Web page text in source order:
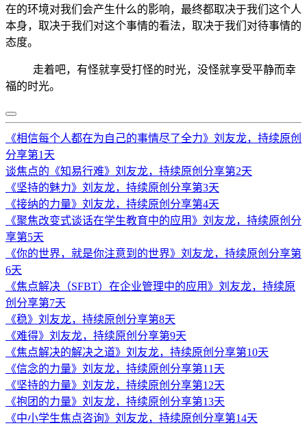
在的环境对我们会产生什么的影响，最终都取决于我们这个人
本身，取决于我们对这个事情的看法，取决于我们对待事情的
态度。
走着吧，有怪就享受打怪的时光，没怪就享受平静而幸
福的时光。
《相信每个人都在为自己的事情尽了全力》刘友龙，持续原创
分享第1天
谈焦点的《知易行难》刘友龙，持续原创分享第2天
《坚持的魅力》刘友龙，持续原创分享第3天
《接纳的力量》刘友龙，持续原创分享第4天
《聚焦改变式谈话在学生教育中的应用》刘友龙，持续原创分
享第5天
《你的世界，就是你注意到的世界》刘友龙，持续原创分享第
6天
《焦点解决（SFBT）在企业管理中的应用》刘友龙，持续原
创分享第7天
《稳》刘友龙，持续原创分享第8天
《难得》刘友龙，持续原创分享第9天
《焦点解决的解决之道》刘友龙，持续原创分享第10天
《信念的力量》刘友龙，持续原创分享第11天
《坚持的力量》刘友龙，持续原创分享第12天
《抱团的力量》刘友龙，持续原创分享第13天
《中小学生焦点咨询》刘友龙，持续原创分享第14天